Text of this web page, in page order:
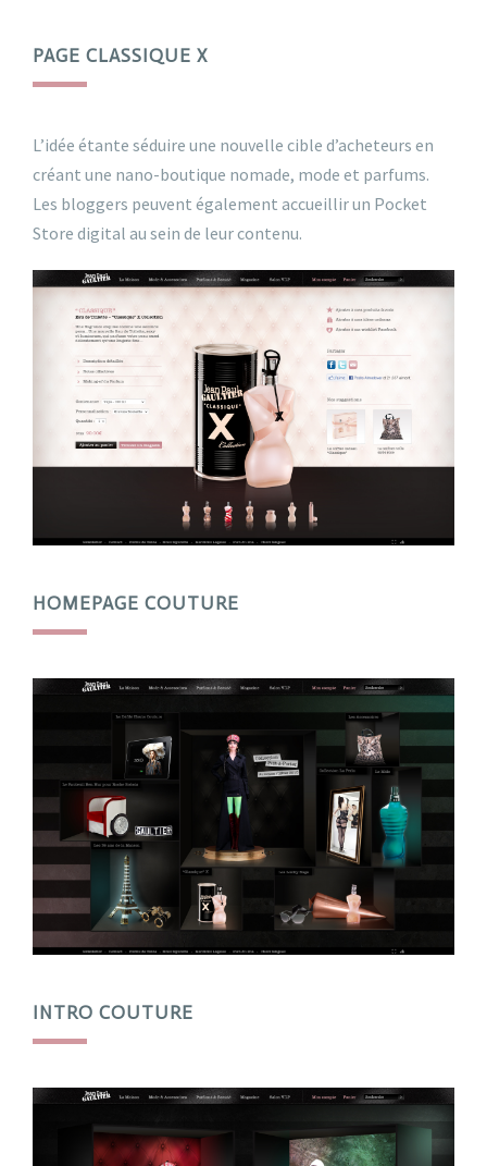
PAGE CLASSIQUE X
L’idée étante séduire une nouvelle cible d’acheteurs en
créant une nano-boutique nomade, mode et parfums.
Les bloggers peuvent également accueillir un Pocket
Store digital au sein de leur contenu.
HOMEPAGE COUTURE
INTRO COUTURE